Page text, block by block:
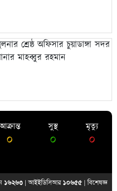
শ্রেষ্ঠ অফিসার চুয়াডাঙ্গা সদর
মাহব্বুর রহমান
০
সুস্থ
০
মৃত্যু
০
১৬২৬৩ | আইইডিসিআর ১০৬৫৫| বিশেষজ্ঞ